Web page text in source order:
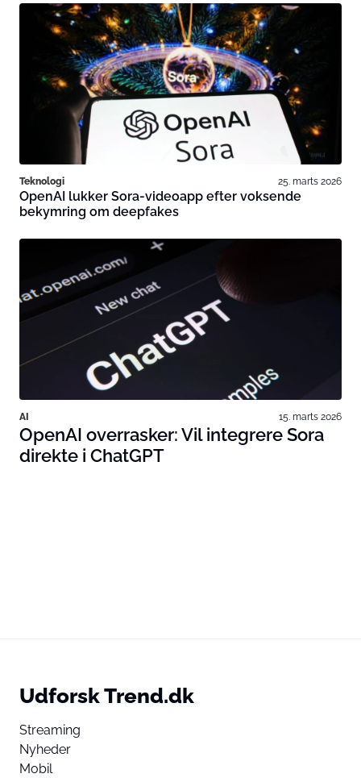
Teknologi 25. marts 2026
OpenAI lukker Sora-videoapp efter voksende
bekymring om deepfakes
AI 15. marts 2026
OpenAI overrasker: Vil integrere Sora
direkte i ChatGPT
Udforsk Trend.dk
Streaming
Nyheder
Mobil